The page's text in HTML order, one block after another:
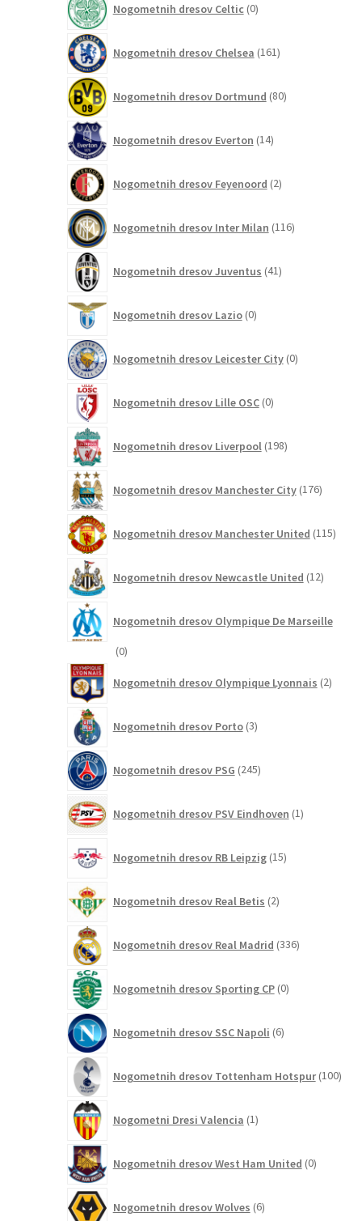
Nogometnih dresov Celtic 0izdelkov
Nogometnih dresov Chelsea 161izdelkov
Nogometnih dresov Dortmund 80izdelkov
Nogometnih dresov Everton 14izdelkov
Nogometnih dresov Feyenoord 2izdelka
Nogometnih dresov Inter Milan 116izdelkov
Nogometnih dresov Juventus 41izdelkov
Nogometnih dresov Lazio 0izdelkov
Nogometnih dresov Leicester City 0izdelkov
Nogometnih dresov Lille OSC 0izdelkov
Nogometnih dresov Liverpool 198izdelkov
Nogometnih dresov Manchester City 176izdelkov
Nogometnih dresov Manchester United 115
Nogometnih dresov Newcastle United 12izdelkov
Nogometnih dresov Olympique De Marseille
00
Nogometnih dresov Olympique Lyonnais 2izdelka
Nogometnih dresov Porto 3izdelki
Nogometnih dresov PSG 245izdelkov
Nogometnih dresov PSV Eindhoven 1izdelek
Nogometnih dresov RB Leipzig 15izdelkov
Nogometnih dresov Real Betis 2izdelka
Nogometnih dresov Real Madrid 336izdelkov
Nogometnih dresov Sporting CP 0izdelkov
Nogometnih dresov SSC Napoli 6izdelkov
Nogometnih dresov Tottenham Hotspur 100
Nogometni Dresi Valencia 1izdelek
Nogometnih dresov West Ham United 0izdelkov
Nogometnih dresov Wolves 6izdelkov